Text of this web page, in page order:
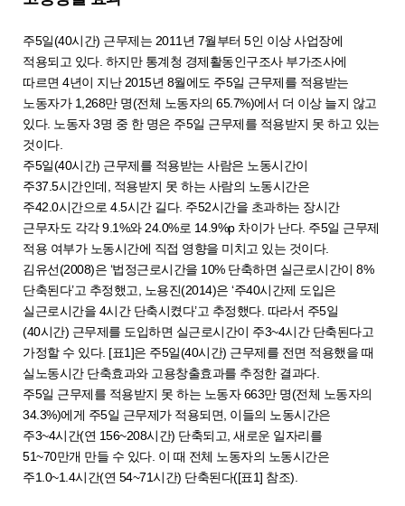
주5일(40시간) 근무제는 2011년 7월부터 5인 이상 사업장에
적용되고 있다. 하지만 통계청 경제활동인구조사 부가조사에
따르면 4년이 지난 2015년 8월에도 주5일 근무제를 적용받는
노동자가 1,268만 명(전체 노동자의 65.7%)에서 더 이상 늘지 않고
있다. 노동자 3명 중 한 명은 주5일 근무제를 적용받지 못 하고 있는
것이다.
주5일(40시간) 근무제를 적용받는 사람은 노동시간이
주37.5시간인데, 적용받지 못 하는 사람의 노동시간은
주42.0시간으로 4.5시간 길다. 주52시간을 초과하는 장시간
근무자도 각각 9.1%와 24.0%로 14.9%p 차이가 난다. 주5일 근무제
적용 여부가 노동시간에 직접 영향을 미치고 있는 것이다.
김유선(2008)은 ‘법정근로시간을 10% 단축하면 실근로시간이 8%
단축된다’고 추정했고, 노용진(2014)은 ‘주40시간제 도입은
실근로시간을 4시간 단축시켰다’고 추정했다. 따라서 주5일
(40시간) 근무제를 도입하면 실근로시간이 주3~4시간 단축된다고
가정할 수 있다. [표1]은 주5일(40시간) 근무제를 전면 적용했을 때
실노동시간 단축효과와 고용창출효과를 추정한 결과다.
주5일 근무제를 적용받지 못 하는 노동자 663만 명(전체 노동자의
34.3%)에게 주5일 근무제가 적용되면, 이들의 노동시간은
주3~4시간(연 156~208시간) 단축되고, 새로운 일자리를
51~70만개 만들 수 있다. 이 때 전체 노동자의 노동시간은
주1.0~1.4시간(연 54~71시간) 단축된다([표1] 참조).